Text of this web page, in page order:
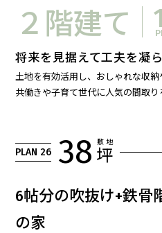
２階建て
将来を見据えて工夫を凝
土地を有効活用し、おしゃれな収
共働きや子育て世代に人気の間取り
PLAN 26 38 敷 地
坪
6帖分の吹抜け+鉄骨
の家